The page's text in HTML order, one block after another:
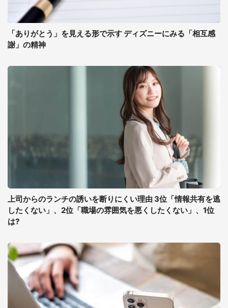
「ありがとう」を見える形で示す ディズニーにみる「相互感
謝」の精神
上司からのランチの誘いを断りにくい理由 3位「情報共有を逃
したくない」、2位「職場の雰囲気を悪くしたくない」、1位
は?